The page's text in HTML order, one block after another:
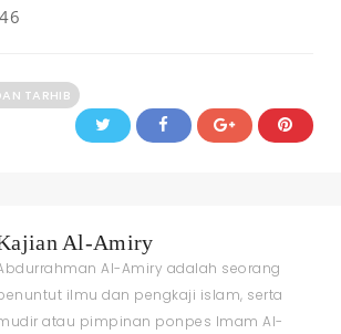
TARHIB
Al-Amiry
Al-Amiry adalah seorang
ilmu dan pengkaji islam, serta
atau pimpinan ponpes Imam Al-